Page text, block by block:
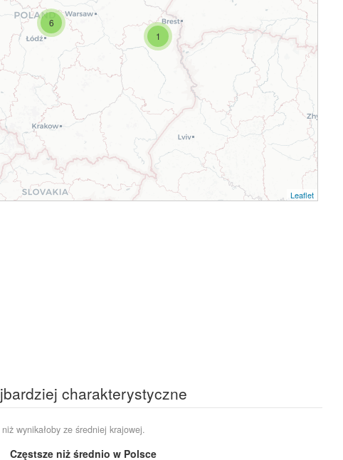
1
6
Leaflet
charakterystyczne
wynikałoby ze średniej krajowej.
Częstsze niż średnio w Polsce